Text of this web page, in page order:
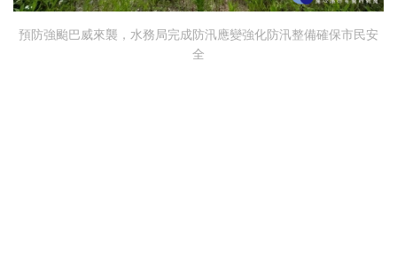
預防強颱巴威來襲，水務局完成防汛應變強化防汛整備確保市民安
全